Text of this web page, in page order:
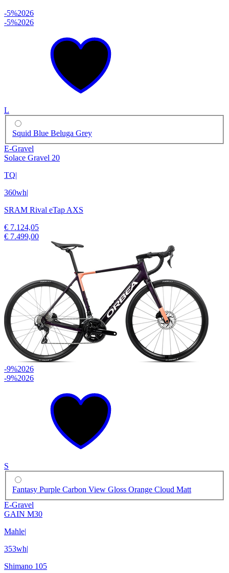
-5%2026
-5%2026
L
Squid Blue Beluga Grey
E-Gravel
Solace Gravel 20
TQ|
360wh|
SRAM Rival eTap AXS
€ 7.124,05
€ 7.499,00
-9%2026
-9%2026
S
Fantasy Purple Carbon View Gloss Orange Cloud Matt
E-Gravel
GAIN M30
Mahle|
353wh|
Shimano 105